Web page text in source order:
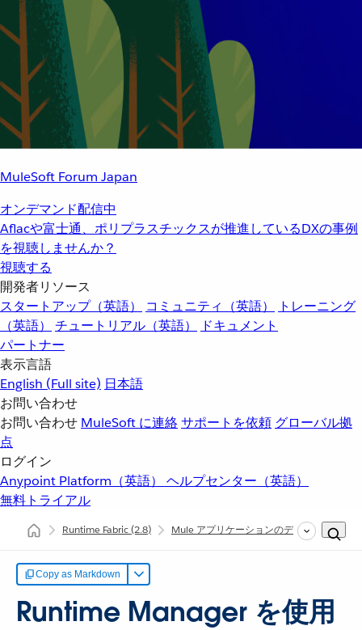
MuleSoft Forum Japan
オンデマンド配信中
Aflacや富士通、ポリプラスチックスが推進しているDXの事例
を視聴しませんか？
視聴する
開発者リソース
スタートアップ（英語）
コミュニティ（英語）
トレーニング
（英語）
チュートリアル（英語）
ドキュメント
パートナー
表示言語
English (Full site) 日本語
お問い合わせ
お問い合わせ MuleSoft に連絡サポートを依頼 グローバル拠
点
ログイン
Anypoint Platform（英語） ヘルプセンター（英語）
無料トライアル
Runtime Fabric(2.8) Mule アプリケーションのデプロイ
Copy as Markdown
Runtime Manager を使用